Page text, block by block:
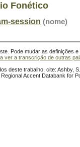
Fonético
session (nome)
Pode mudar as definições
ver a transcrição de outras
deste trabalho, cite: Ashby,
Accent Databank for